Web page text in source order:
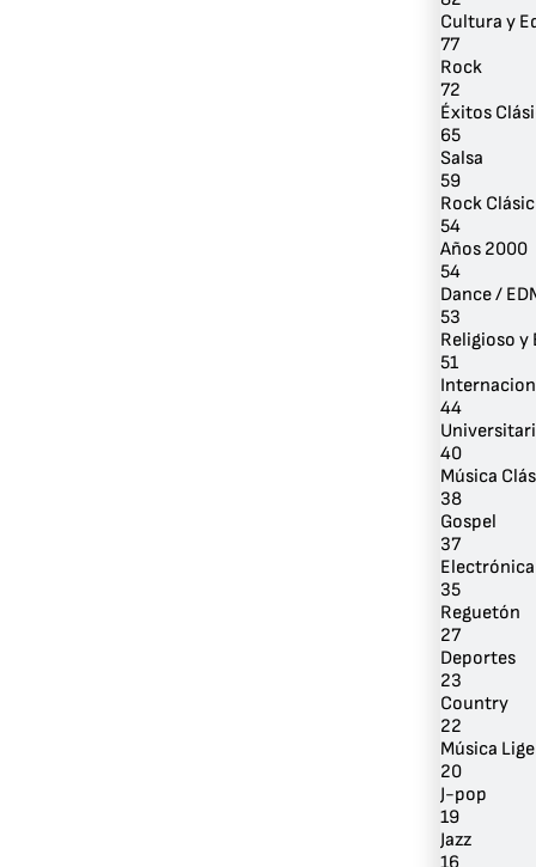
Cultura y
77
Rock
72
Éxitos
65
Salsa
59
Rock
54
Años 2000
54
Dance /
53
Religioso
51
44
40
Música
38
Gospel
37
Electrónica
35
Reguetón
27
Deportes
23
Country
22
Música
20
J-pop
19
Jazz